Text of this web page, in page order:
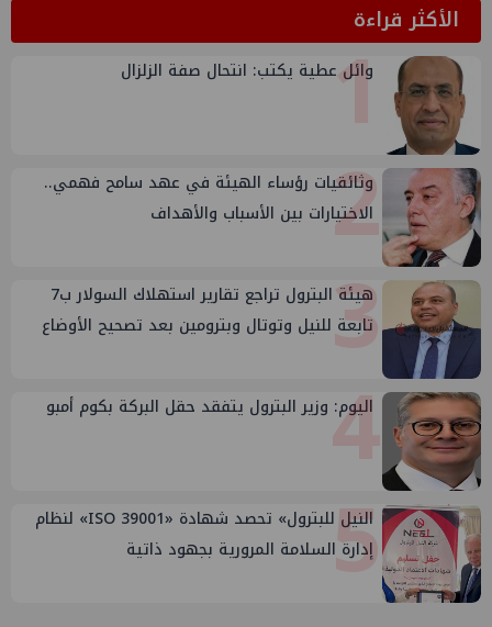
الأكثر قراءة1
وائل عطية يكتب: انتحال صفة الزلزال
2
وثائقيات رؤساء الهيئة في عهد سامح فهمي..
الاختيارات بين الأسباب والأهداف
3
هيئة البترول تراجع تقارير استهلاك السولار ب7
تابعة للنيل وتوتال وبترومين بعد تصحيح الأوضاع
4
اليوم: وزير البترول يتفقد حقل البركة بكوم أمبو
5
النيل للبترول» تحصد شهادة «ISO 39001» لنظام
إدارة السلامة المرورية بجهود ذاتية